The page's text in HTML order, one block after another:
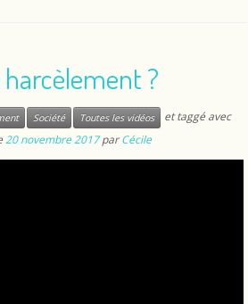
?
Société Toutes les vidéos et taggé avec
20 novembre 2017 parCécile